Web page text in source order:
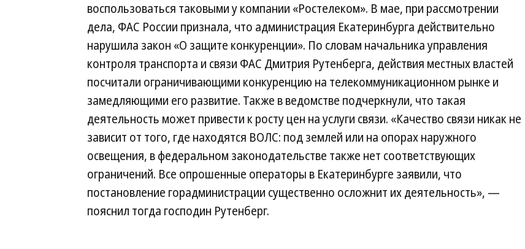
воспользоваться таковыми у компании «Ростелеком». В мае, при рассмотрении
дела, ФАС России признала, что администрация Екатеринбурга действительно
нарушила закон «О защите конкуренции». По словам начальника управления
контроля транспорта и связи ФАС Дмитрия Рутенберга, действия местных властей
посчитали ограничивающими конкуренцию на телекоммуникационном рынке и
замедляющими его развитие. Также в ведомстве подчеркнули, что такая
деятельность может привести к росту цен на услуги связи. «Качество связи никак не
зависит от того, где находятся ВОЛС: под землей или на опорах наружного
освещения, в федеральном законодательстве также нет соответствующих
ограничений. Все опрошенные операторы в Екатеринбурге заявили, что
постановление горадминистрации существенно осложнит их деятельность», —
пояснил тогда господин Рутенберг.